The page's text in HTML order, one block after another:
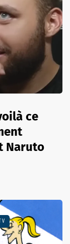
ce
Naruto